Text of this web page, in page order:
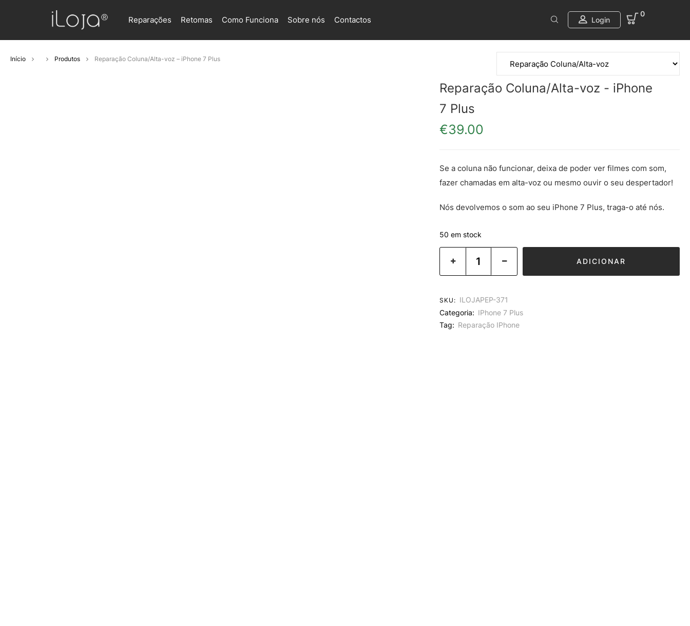
Reparações Retomas Como Funciona Sobre nós Contactos Login
0
Início Produtos Reparação Coluna/Alta-voz – iPhone 7 Plus
Reparação Coluna/Alta-voz - iPhone
7 Plus
€39.00
Se a coluna não funcionar, deixa de poder ver filmes com som,
fazer chamadas em alta-voz ou mesmo ouvir o seu despertador!
Nós devolvemos o som ao seu iPhone 7 Plus, traga-o até nós.
50 em stock
ADICIONAR
SKU: ILOJAPEP-371
Categoria: IPhone 7 Plus
Tag: Reparação IPhone